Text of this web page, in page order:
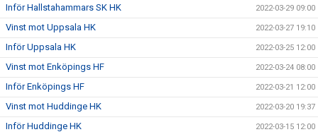
Inför Hallstahammars SK HK 2022-03-29 09:00
Vinst mot Uppsala HK 2022-03-27 19:10
Inför Uppsala HK 2022-03-25 12:00
Vinst mot Enköpings HF 2022-03-24 08:00
Inför Enköpings HF 2022-03-21 12:00
Vinst mot Huddinge HK 2022-03-20 19:37
Inför Huddinge HK 2022-03-15 12:00